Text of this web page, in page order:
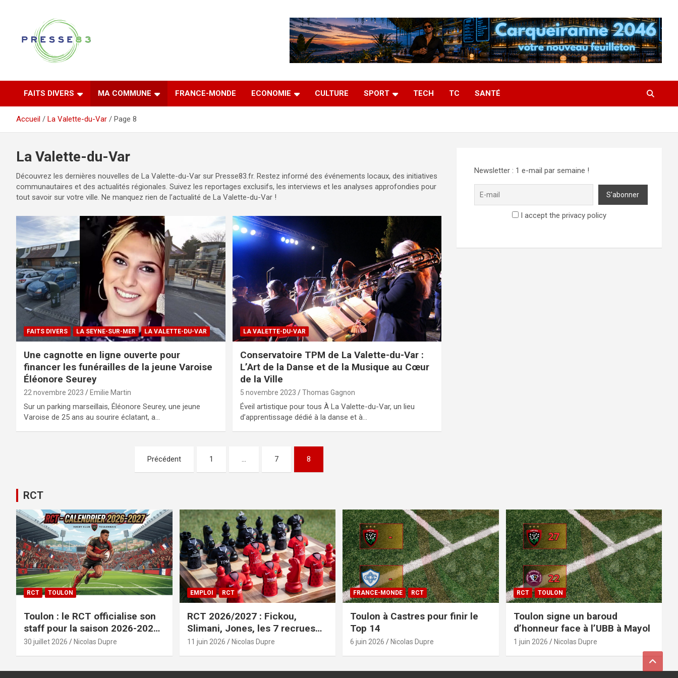
Presse 83
FAITS DIVERS MA COMMUNE FRANCE-MONDE ECONOMIE CULTURE SPORT TECH TC SANTÉ
Accueil La Valette-du-Var Page 8
La Valette-du-Var
Découvrez les dernières nouvelles de La Valette-du-Var sur Presse83.fr. Restez informé des événements locaux, des initiatives
communautaires et des actualités régionales. Suivez les reportages exclusifs, les interviews et les analyses approfondies pour
tout savoir sur votre ville. Ne manquez rien de l’actualité de La Valette-du-Var !
FAITS DIVERS LA SEYNE-SUR-MER LA VALETTE-DU-VAR
Une cagnotte en ligne ouverte pour
financer les funérailles de la jeune Varoise
Éléonore Seurey
22 novembre 2023 Emilie Martin
Sur un parking marseillais, Éléonore Seurey, une jeune
Varoise de 25 ans au sourire éclatant, a…
LA VALETTE-DU-VAR
Conservatoire TPM de La Valette-du-Var :
L’Art de la Danse et de la Musique au Cœur
de la Ville
5 novembre 2023 Thomas Gagnon
Éveil artistique pour tous À La Valette-du-Var, un lieu
d’apprentissage dédié à la danse et à…
publications
Précédent 1 … 7 8
Newsletter : 1 e-mail par semaine !
I accept the privacy policy
RCT
RCT TOULON
Toulon : le RCT officialise son
staff pour la saison 2026-2027+
le calendrier
30 juillet 2026 Nicolas Dupre
EMPLOI RCT
RCT 2026/2027 : Fickou,
Slimani, Jones, les 7 recrues
officialisées
11 juin 2026 Nicolas Dupre
FRANCE-MONDE RCT
Toulon à Castres pour finir le
Top 14
6 juin 2026 Nicolas Dupre
RCT TOULON
Toulon signe un baroud
d’honneur face à l’UBB à Mayol
1 juin 2026 Nicolas Dupre